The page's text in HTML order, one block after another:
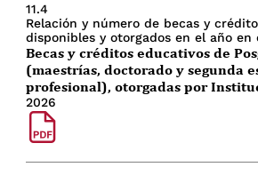
11.4
Relación y número de becas y
disponibles y otorgados en el año en
Becas y créditos educativos de
(maestrías, doctorado y segunda
profesional), otorgadas por
2026